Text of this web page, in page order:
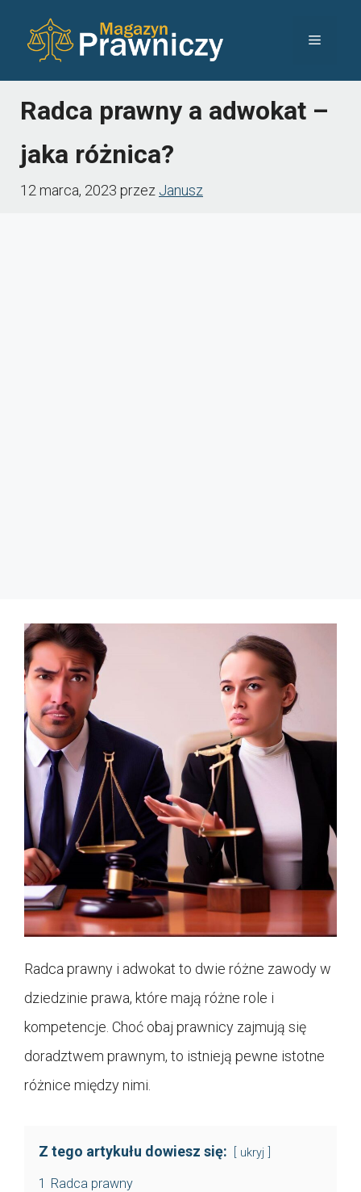
Menu
Radca prawny a adwokat –
jaka różnica?
12 marca, 2023 przez Janusz
Radca prawny i adwokat to dwie różne zawody w
dziedzinie prawa, które mają różne role i
kompetencje. Choć obaj prawnicy zajmują się
doradztwem prawnym, to istnieją pewne istotne
różnice między nimi.
Z tego artykułu dowiesz się: ukryj
1 Radca prawny